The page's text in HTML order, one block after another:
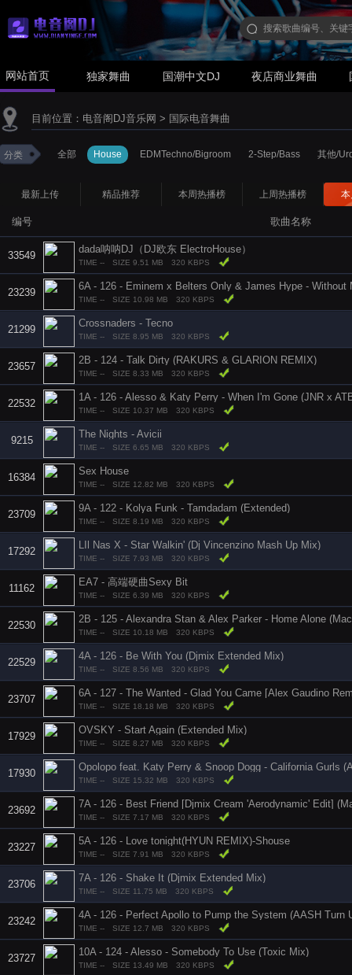
网站首页 独家舞曲 国潮中文DJ 夜店商业舞曲
目前位置： 电音阁DJ音乐网 > 国际电音舞曲
分类 全部 House EDMTechno/Bigroom 2-Step/Bass 其他/
最新上传 精品推荐 本周热播榜 上周热播榜 本
编号 歌曲名称
33549
dada呐呐DJ（DJ欧东 ElectroHouse）
TIME -- SIZE 9.51 MB 320 KBPS
23239
TIME -- SIZE 10.98 MB 320 KBPS
21299
Crossnaders - Tecno
TIME -- SIZE 8.95 MB 320 KBPS
23657
2B - 124 - Talk Dirty (RAKURS & GLARION REMIX)
TIME -- SIZE 8.33 MB 320 KBPS
22532
TIME -- SIZE 10.37 MB 320 KBPS
9215
The Nights - Avicii
TIME -- SIZE 6.65 MB 320 KBPS
16384
Sex House
TIME -- SIZE 12.82 MB 320 KBPS
23709
9A - 122 - Kolya Funk - Tamdadam (Extended)
TIME -- SIZE 8.19 MB 320 KBPS
17292
LIl Nas X - Star Walkin' (Dj Vincenzino Mash Up Mix)
TIME -- SIZE 7.93 MB 320 KBPS
11162
EA7 - 高端硬曲Sexy Bit
TIME -- SIZE 6.39 MB 320 KBPS
22530
TIME -- SIZE 10.18 MB 320 KBPS
22529
4A - 126 - Be With You (Djmix Extended Mix)
TIME -- SIZE 8.56 MB 320 KBPS
23707
6A - 127 - The Wanted - Glad You Came [Alex Gaudino
TIME -- SIZE 18.18 MB 320 KBPS
17929
OVSKY - Start Again (Extended Mix)
TIME -- SIZE 8.27 MB 320 KBPS
17930
TIME -- SIZE 15.32 MB 320 KBPS
23692
7A - 126 - Best Friend [Djmix Cream 'Aerodynamic' Edit]
TIME -- SIZE 7.17 MB 320 KBPS
23227
5A - 126 - Love tonight(HYUN REMIX)-Shouse
TIME -- SIZE 7.91 MB 320 KBPS
23706
7A - 126 - Shake It (Djmix Extended Mix)
TIME -- SIZE 11.75 MB 320 KBPS
23242
4A - 126 - Perfect Apollo to Pump the System (AASH Turn
TIME -- SIZE 12.7 MB 320 KBPS
23727
10A - 124 - Alesso - Somebody To Use (Toxic Mix)
TIME -- SIZE 13.49 MB 320 KBPS